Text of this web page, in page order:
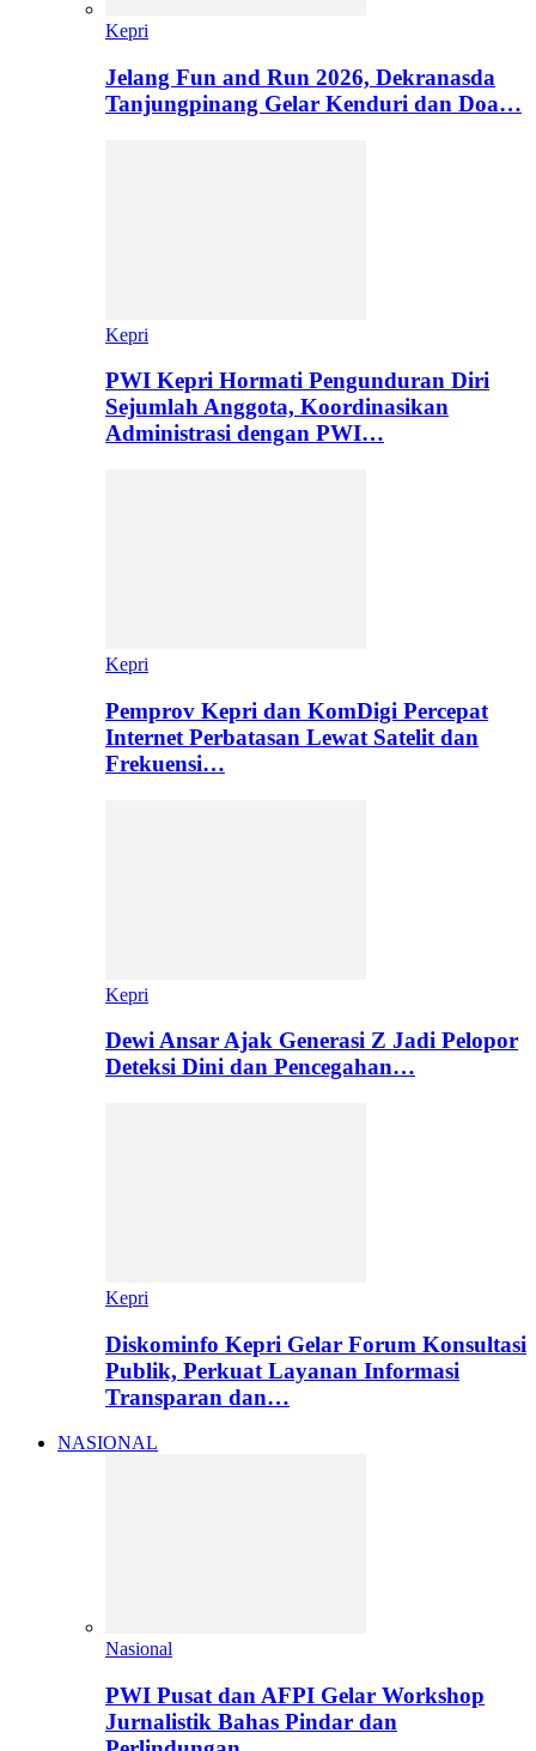
Kepri
Jelang Fun and Run 2026, Dekranasda
Tanjungpinang Gelar Kenduri dan Doa…
Kepri
PWI Kepri Hormati Pengunduran Diri
Sejumlah Anggota, Koordinasikan
Administrasi dengan PWI…
Kepri
Pemprov Kepri dan KomDigi Percepat
Internet Perbatasan Lewat Satelit dan
Frekuensi…
Kepri
Dewi Ansar Ajak Generasi Z Jadi Pelopor
Deteksi Dini dan Pencegahan…
Kepri
Diskominfo Kepri Gelar Forum Konsultasi
Publik, Perkuat Layanan Informasi
Transparan dan…
NASIONAL
Nasional
PWI Pusat dan AFPI Gelar Workshop
Jurnalistik Bahas Pindar dan